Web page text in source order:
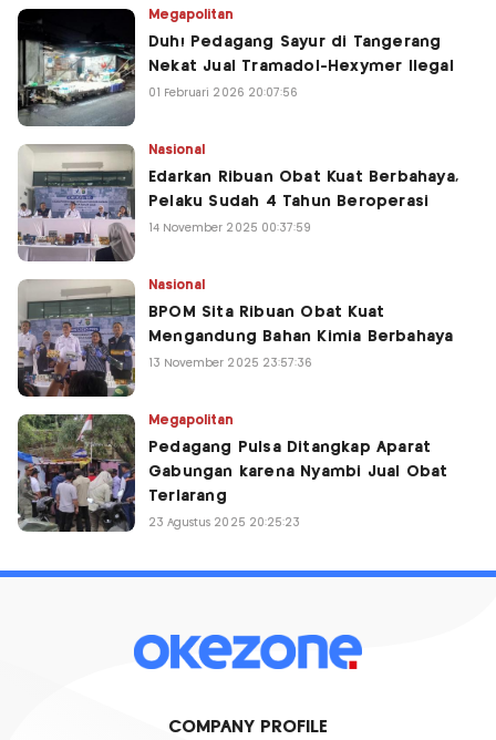
Megapolitan
Duh! Pedagang Sayur di Tangerang
Nekat Jual Tramadol-Hexymer Ilegal
01 Februari 2026 20:07:56
Nasional
Edarkan Ribuan Obat Kuat Berbahaya,
Pelaku Sudah 4 Tahun Beroperasi
14 November 2025 00:37:59
Nasional
BPOM Sita Ribuan Obat Kuat
Mengandung Bahan Kimia Berbahaya
13 November 2025 23:57:36
Megapolitan
Pedagang Pulsa Ditangkap Aparat
Gabungan karena Nyambi Jual Obat
Terlarang
23 Agustus 2025 20:25:23
COMPANY PROFILE